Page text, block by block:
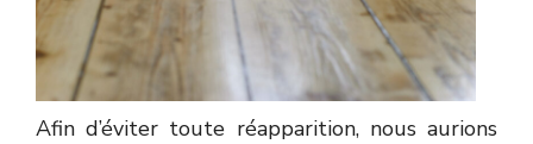
Afin d’éviter toute réapparition, nous aurions